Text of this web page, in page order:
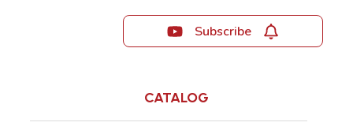
Subscribe
CATALOG